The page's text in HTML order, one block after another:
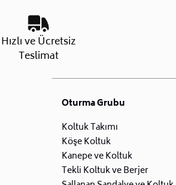
Hızlı ve Ücretsiz
Teslimat
Oturma Grubu
Koltuk Takımı
Köşe Koltuk
Kanepe ve Koltuk
Tekli Koltuk ve Berjer